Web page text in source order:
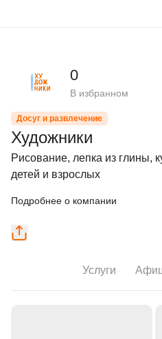
0
В избранном
Досуг и развлечение
Художники
Рисование, лепка из глины,
детей и взрослых
Подробнее о компании
Услуги